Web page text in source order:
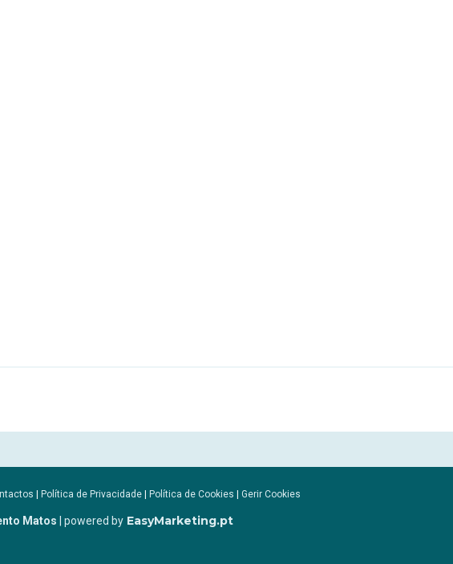
| Política de Privacidade | Política de Cookies | Gerir Cookies
Matos | powered by EasyMarketing.pt